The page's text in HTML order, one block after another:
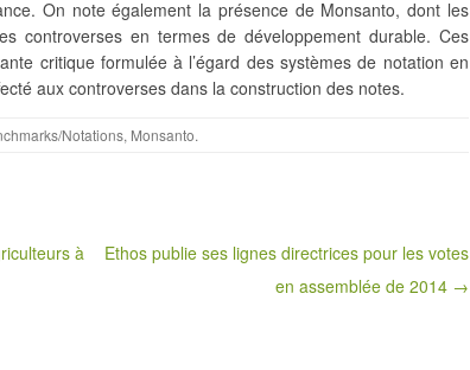
On note également la présence de Monsanto, dont les
controverses en termes de développement durable. Ces
critique formulée à l’égard des systèmes de notation en
aux controverses dans la construction des notes.
Notations, Monsanto.
à
Ethos publie ses lignes directrices pour les votes
en assemblée de 2014 →